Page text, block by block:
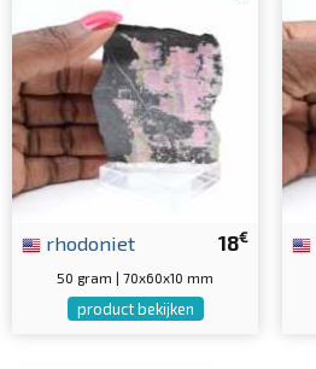
18€
rhodoniet
50 gram | 70x60x10 mm
product bekijken